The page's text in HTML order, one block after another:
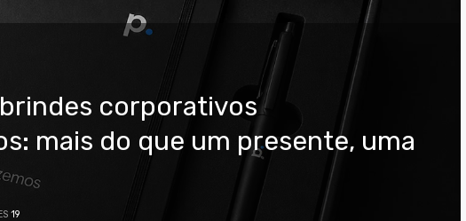
corporativos
mais do que um presente, uma
19